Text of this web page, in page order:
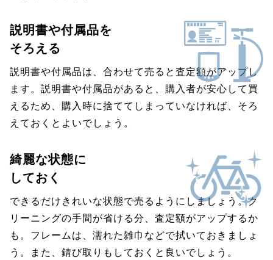
説明書や付属品を
そろえる
説明書や付属品は、合わせて売ると査定額がアップし
ます。説明書や付属品があると、購入者が安心して買
えるため、購入時に捨ててしまっていなければ、そろ
えておくとよいでしょう。
綺麗な状態に
しておく
できるだけきれいな状態で売るようにしましょう。ク
リーニングの手間が省ける分、査定額がアップするか
も。フレームは、濡れた雑巾などで拭いておきましょ
う。また、錆び取りもしておくと良いでしょう。